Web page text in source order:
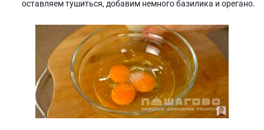
оставляем тушиться, добавим немного базилика и орегано.